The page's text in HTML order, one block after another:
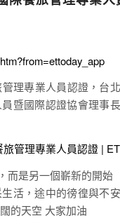
理專業人員認證，台
暨國際認證協會理事
管理專業人員認證 |
而是另一個嶄新的開始
活，途中的徬徨與不
的天空 大家加油